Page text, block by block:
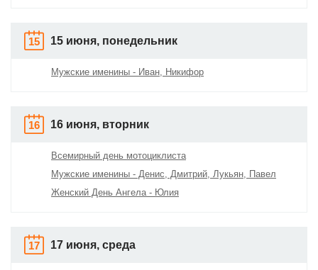
15 15 июня, понедельник
Мужские именины - Иван, Никифор
16 16 июня, вторник
Всемирный день мотоциклиста
Мужские именины - Денис, Дмитрий, Лукьян, Павел
Женский День Ангела - Юлия
17 17 июня, среда